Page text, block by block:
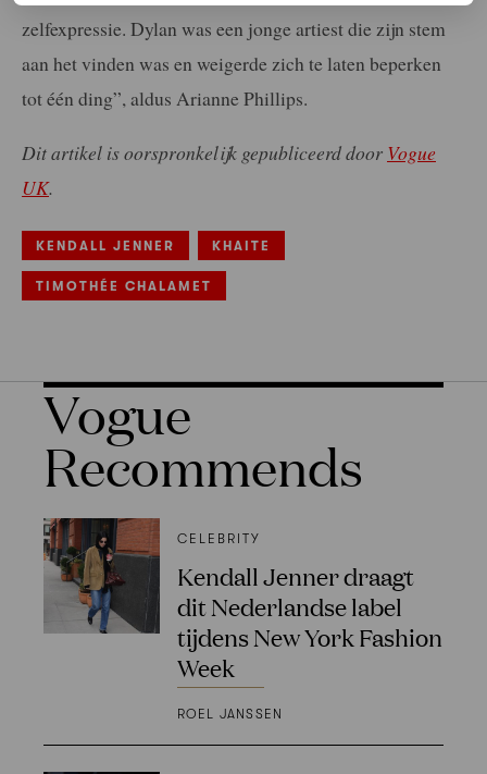
zelfexpressie. Dylan was een jonge artiest die zijn stem
aan het vinden was en weigerde zich te laten beperken
tot één ding”, aldus Arianne Phillips.
Dit artikel is oorspronkelijk gepubliceerd door Vogue
UK.
KENDALL JENNER KHAITE
TIMOTHÉE CHALAMET
Vogue
Recommends
CELEBRITY
Kendall Jenner draagt
dit Nederlandse label
tijdens New York Fashion
Week
ROEL JANSSEN